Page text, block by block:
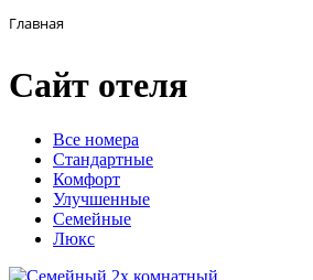
Главная
Сайт отеля
Вcе номера
Стандартные
Комфорт
Улучшенные
Семейные
Люкс